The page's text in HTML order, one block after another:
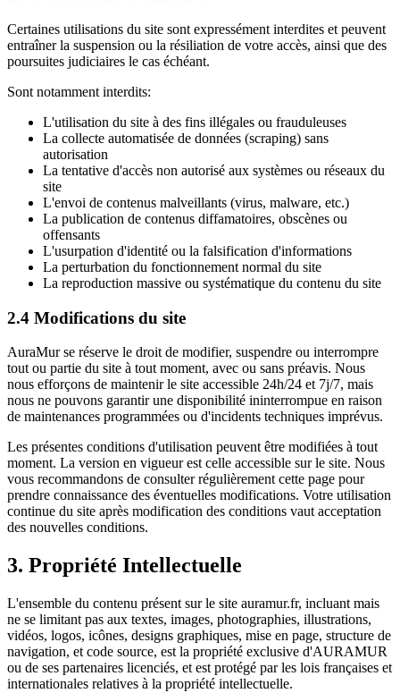
Certaines utilisations du site sont expressément interdites et peuvent
entraîner la suspension ou la résiliation de votre accès, ainsi que des
poursuites judiciaires le cas échéant.
Sont notamment interdits:
L'utilisation du site à des fins illégales ou frauduleuses
La collecte automatisée de données (scraping) sans
autorisation
La tentative d'accès non autorisé aux systèmes ou réseaux du
site
L'envoi de contenus malveillants (virus, malware, etc.)
La publication de contenus diffamatoires, obscènes ou
offensants
L'usurpation d'identité ou la falsification d'informations
La perturbation du fonctionnement normal du site
La reproduction massive ou systématique du contenu du site
2.4 Modifications du site
AuraMur se réserve le droit de modifier, suspendre ou interrompre
tout ou partie du site à tout moment, avec ou sans préavis. Nous
nous efforçons de maintenir le site accessible 24h/24 et 7j/7, mais
nous ne pouvons garantir une disponibilité ininterrompue en raison
de maintenances programmées ou d'incidents techniques imprévus.
Les présentes conditions d'utilisation peuvent être modifiées à tout
moment. La version en vigueur est celle accessible sur le site. Nous
vous recommandons de consulter régulièrement cette page pour
prendre connaissance des éventuelles modifications. Votre utilisation
continue du site après modification des conditions vaut acceptation
des nouvelles conditions.
3. Propriété Intellectuelle
L'ensemble du contenu présent sur le site auramur.fr, incluant mais
ne se limitant pas aux textes, images, photographies, illustrations,
vidéos, logos, icônes, designs graphiques, mise en page, structure de
navigation, et code source, est la propriété exclusive d'AURAMUR
ou de ses partenaires licenciés, et est protégé par les lois françaises et
internationales relatives à la propriété intellectuelle.